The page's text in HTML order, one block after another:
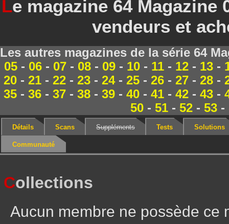
Le magazine 64 Magazine
vendeurs et
Les autres magazines de la série 64
05- 06- 07- 08- 09- 10- 11- 12- 13-
20 - 21 - 22 - 23 - 24- 25 - 26 - 27 - 28 -
35 - 36 - 37 - 38 - 39 - 40 - 41 - 42 - 43 -
50- 51- 52- 53-
Détails Scans Suppléments Tests Solutions
Communauté
Collections
Aucun membre ne possède ce